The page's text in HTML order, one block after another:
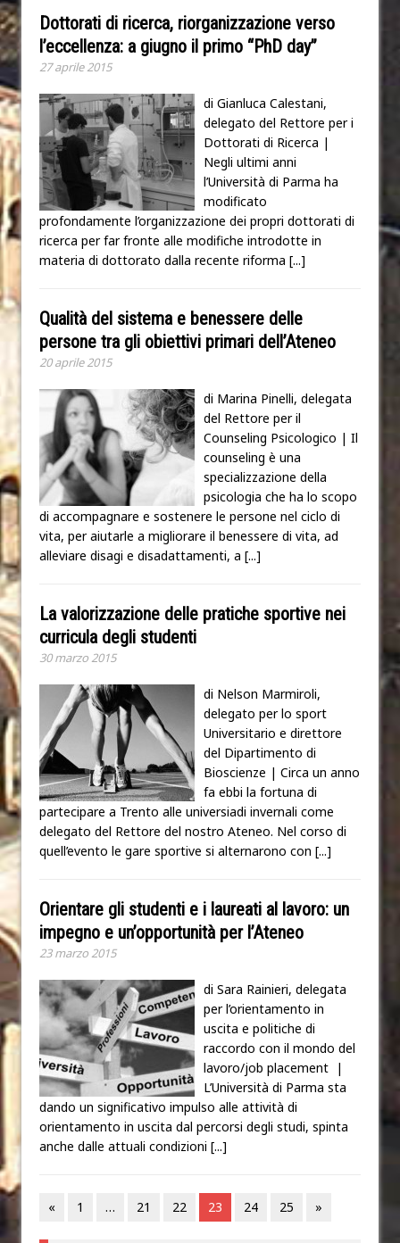
Dottorati di ricerca, riorganizzazione verso
l’eccellenza: a giugno il primo “PhD day”
27 aprile 2015
di Gianluca Calestani,
delegato del Rettore per i
Dottorati di Ricerca |
Negli ultimi anni
l’Università di Parma ha
modificato
profondamente l’organizzazione dei propri dottorati di
ricerca per far fronte alle modifiche introdotte in
materia di dottorato dalla recente riforma [...]
Qualità del sistema e benessere delle
persone tra gli obiettivi primari dell’Ateneo
20 aprile 2015
di Marina Pinelli, delegata
del Rettore per il
Counseling Psicologico | Il
counseling è una
specializzazione della
psicologia che ha lo scopo
di accompagnare e sostenere le persone nel ciclo di
vita, per aiutarle a migliorare il benessere di vita, ad
alleviare disagi e disadattamenti, a [...]
La valorizzazione delle pratiche sportive nei
curricula degli studenti
30 marzo 2015
di Nelson Marmiroli,
delegato per lo sport
Universitario e direttore
del Dipartimento di
Bioscienze | Circa un anno
fa ebbi la fortuna di
partecipare a Trento alle universiadi invernali come
delegato del Rettore del nostro Ateneo. Nel corso di
quell’evento le gare sportive si alternarono con [...]
Orientare gli studenti e i laureati al lavoro: un
impegno e un’opportunità per l’Ateneo
23 marzo 2015
di Sara Rainieri, delegata
per l’orientamento in
uscita e politiche di
raccordo con il mondo del
lavoro/job placement |
L’Università di Parma sta
dando un significativo impulso alle attività di
orientamento in uscita dal percorsi degli studi, spinta
anche dalle attuali condizioni [...]
« 1 … 21 22 23 24 25 »